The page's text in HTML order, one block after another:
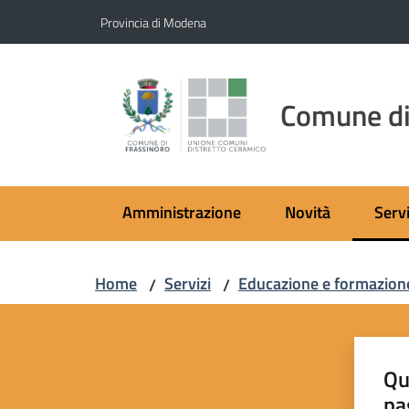
Provincia di Modena
Comune
Amministrazione Novità
Home / Servizi / Educazione e